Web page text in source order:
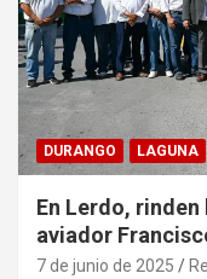
DURANGO LAGUNA
En Lerdo,
aviador
7 de junio de 2025